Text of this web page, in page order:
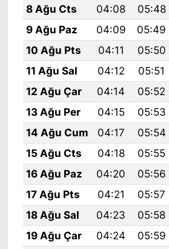
8 Ağu Cts
04:08 05:48
9 Ağu Paz
04:09 05:49
10 Ağu Pts
04:11 05:50
11 Ağu Sal
04:12 05:51
12 Ağu Çar
04:14 05:52
13 Ağu Per
04:15 05:53
14 Ağu Cum
04:17 05:54
15 Ağu Cts
04:18 05:55
16 Ağu Paz
04:20 05:56
17 Ağu Pts
04:21 05:57
18 Ağu Sal
04:23 05:58
19 Ağu Çar
04:24 05:59